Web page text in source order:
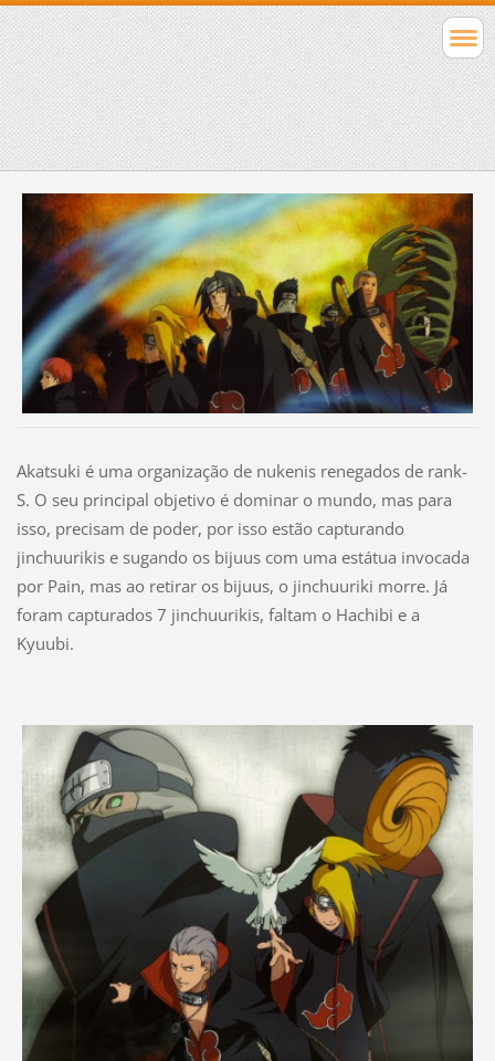
Akatsuki é uma organização de nukenis renegados de rank-
S. O seu principal objetivo é dominar o mundo, mas para
isso, precisam de poder, por isso estão capturando
jinchuurikis e sugando os bijuus com uma estátua invocada
por Pain, mas ao retirar os bijuus, o jinchuuriki morre. Já
foram capturados 7 jinchuurikis, faltam o Hachibi e a
Kyuubi.